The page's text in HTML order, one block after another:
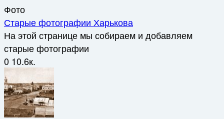
Фото
Старые фотографии Харькова
На этой странице мы собираем и добавляем
старые фотографии
0 10.6к.